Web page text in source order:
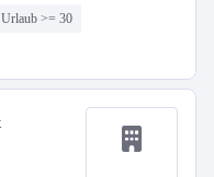
Urlaub >= 30